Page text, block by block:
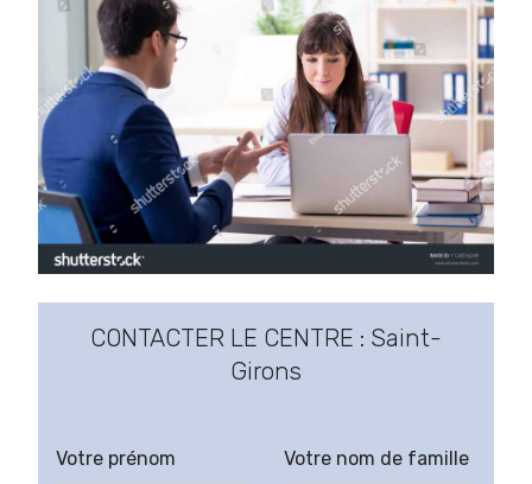
CONTACTER LE CENTRE : Saint-
Girons
Votre prénom Votre nom de famille